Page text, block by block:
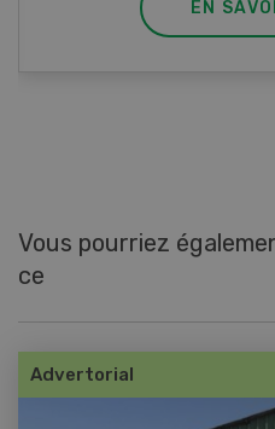
EN
Vous pourriez
ce
Advertorial